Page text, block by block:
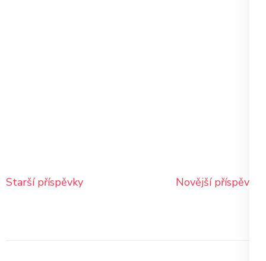
Navigace
Starší příspěvky Novější příspěvky